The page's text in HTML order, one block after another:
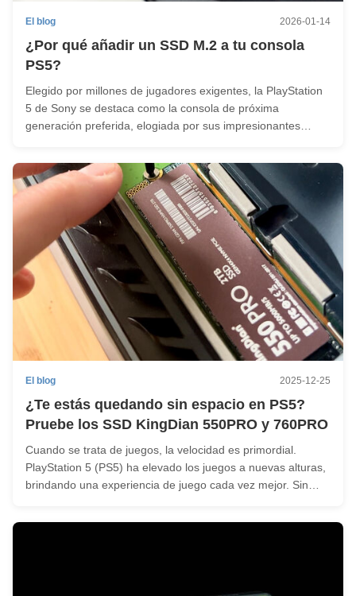
El blog 2026-01-14
¿Por qué añadir un SSD M.2 a tu consola
PS5?
Elegido por millones de jugadores exigentes, la PlayStation
5 de Sony se destaca como la consola de próxima
generación preferida, elogiada por sus impresionantes
como "Spider-Man": Miles Morales" y "Ratchet & Clank: Rift
Apart", y una pr...
El blog 2025-12-25
¿Te estás quedando sin espacio en PS5?
Pruebe los SSD KingDian 550PRO y 760PRO
Cuando se trata de juegos, la velocidad es primordial.
PlayStation 5 (PS5) ha elevado los juegos a nuevas alturas,
brindando una experiencia de juego cada vez mejor. Sin
también exigen más memoria. El almacenamiento integrado